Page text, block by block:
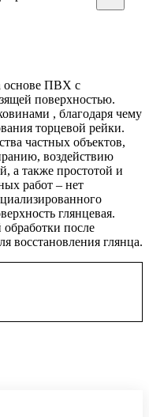
основе ПВХ c
поверхностью.
, благодаря чему
торцевой рейки.
частных объектов,
воздействию
а также простотой и
работ – нет
глянцевая.
после
восстановления глянца.